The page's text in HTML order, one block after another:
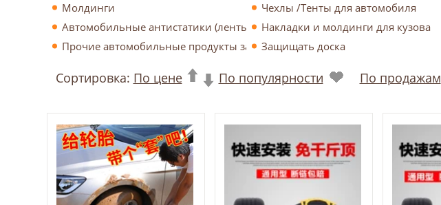
Молдинги Чехлы /Тенты для автомобиля
Автомобильные антистатики (ленты/цепи/брелки/полироли)
Накладки и молдинги для кузова
Прочие автомобильные продукты защитыЗащищать доска
Сортировка: По цене По популярности По продажам